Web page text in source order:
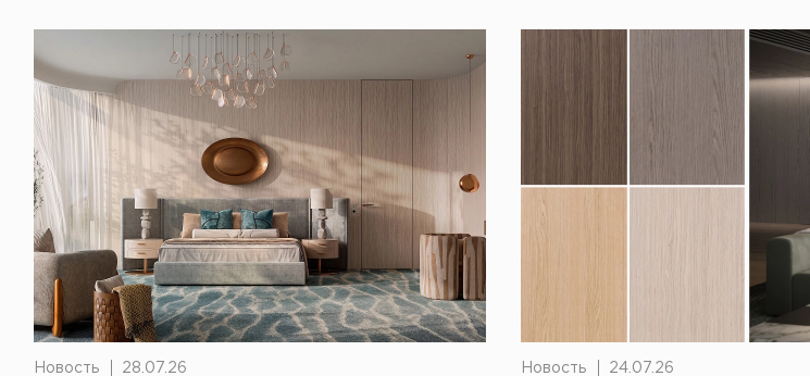
Новость 28.07.26 Новость 24.07.26